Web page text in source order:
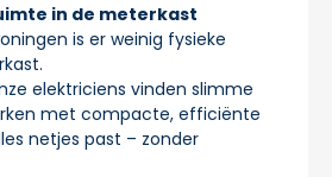
in de meterkast
is er weinig fysieke
elektriciens vinden slimme
met compacte, efficiënte
netjes past – zonder